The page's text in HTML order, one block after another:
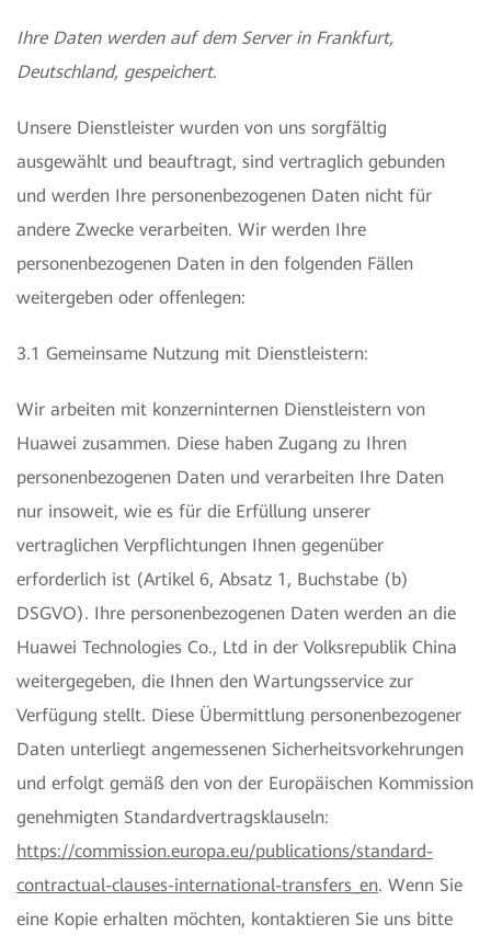
Ihre Daten werden auf dem Server in Frankfurt,
Deutschland, gespeichert.
Unsere Dienstleister wurden von uns sorgfältig
ausgewählt und beauftragt, sind vertraglich gebunden
und werden Ihre personenbezogenen Daten nicht für
andere Zwecke verarbeiten. Wir werden Ihre
personenbezogenen Daten in den folgenden Fällen
weitergeben oder offenlegen:
3.1 Gemeinsame Nutzung mit Dienstleistern:
Wir arbeiten mit konzerninternen Dienstleistern von
Huawei zusammen. Diese haben Zugang zu Ihren
personenbezogenen Daten und verarbeiten Ihre Daten
nur insoweit, wie es für die Erfüllung unserer
vertraglichen Verpflichtungen Ihnen gegenüber
erforderlich ist (Artikel 6, Absatz 1, Buchstabe (b)
DSGVO). Ihre personenbezogenen Daten werden an die
Huawei Technologies Co., Ltd in der Volksrepublik China
weitergegeben, die Ihnen den Wartungsservice zur
Verfügung stellt. Diese Übermittlung personenbezogener
Daten unterliegt angemessenen Sicherheitsvorkehrungen
und erfolgt gemäß den von der Europäischen Kommission
genehmigten Standardvertragsklauseln:
https://commission.europa.eu/publications/standard-
contractual-clauses-international-transfers_en. Wenn Sie
eine Kopie erhalten möchten, kontaktieren Sie uns bitte